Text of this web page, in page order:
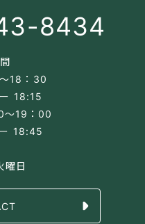
8434
18：30
18:15
～19：00
18:45
日